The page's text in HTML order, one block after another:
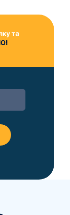
та